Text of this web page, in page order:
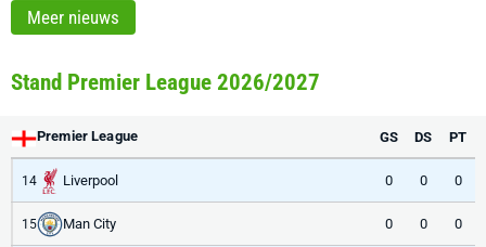
Meer nieuws
Stand Premier League 2026/2027
Premier League GS DS PT
14 Liverpool 0 0 0
15 Man City 0 0 0